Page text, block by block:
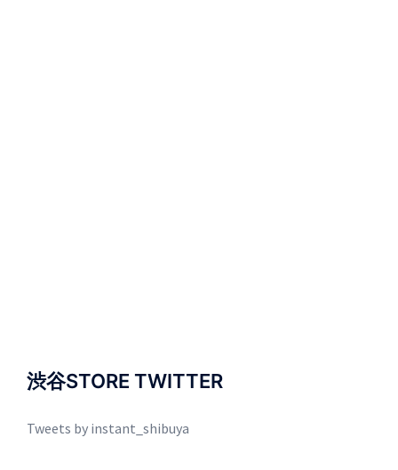
渋谷STORE TWITTER
Tweets by instant_shibuya